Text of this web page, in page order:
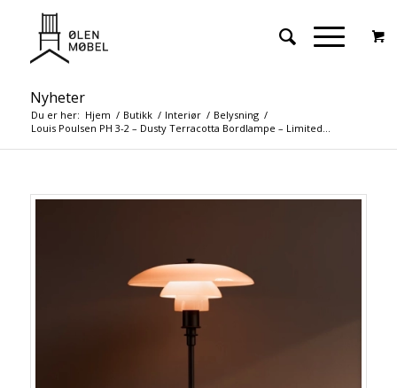
Nyheter
Du er her: Hjem / Butikk / Interiør / Belysning /
Louis Poulsen PH 3-2 – Dusty Terracotta Bordlampe – Limited...